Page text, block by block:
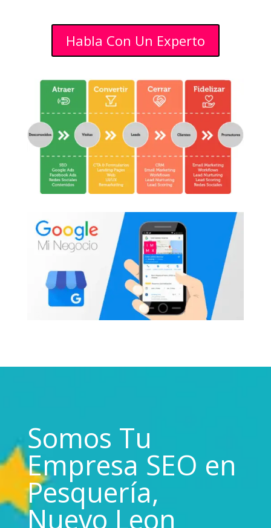
Habla Con Un Experto
Somos Tu
Empresa SEO en
Pesquería,
Nuevo Leon